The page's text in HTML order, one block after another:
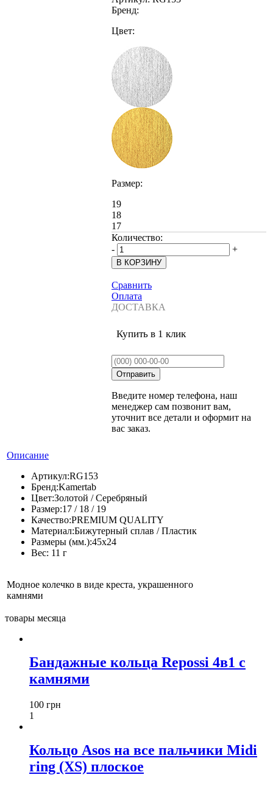
Бренд:
Цвет:
Размер:
19
18
17
Количество:
-
+
Сравнить
Оплата
ДОСТАВКА
Купить в 1 клик
Введите номер телефона, наш
менеджер сам позвонит вам,
уточнит все детали и оформит на
вас заказ.
Описание
Артикул:RG153
Бренд:Kamertab
Цвет:Золотой / Серебряный
Размер:17 / 18 / 19
Качество:PREMIUM QUALITY
Материал:Бижутерный сплав / Пластик
Размеры (мм.):45х24
Вес: 11 г
Модное колечко в виде креста, украшенного
камнями
товары месяца
Бандажные кольца Repossi 4в1 с
камнями
100 грн
1
Кольцо Asos на все пальчики Midi
ring (XS) плоское